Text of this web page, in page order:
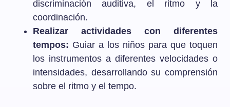
discriminación auditiva, el ritmo y la
coordinación.
Realizar actividades con diferentes
tempos: Guiar a los niños para que toquen
los instrumentos a diferentes velocidades o
intensidades, desarrollando su comprensión
sobre el ritmo y el tempo.